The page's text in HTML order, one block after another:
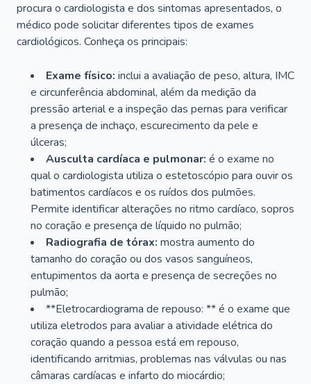
procura o cardiologista e dos sintomas apresentados, o
médico pode solicitar diferentes tipos de exames
cardiológicos. Conheça os principais:
Exame físico: inclui a avaliação de peso, altura, IMC
e circunferência abdominal, além da medição da
pressão arterial e a inspeção das pernas para verificar
a presença de inchaço, escurecimento da pele e
úlceras;
Ausculta cardíaca e pulmonar: é o exame no
qual o cardiologista utiliza o estetoscópio para ouvir os
batimentos cardíacos e os ruídos dos pulmões.
Permite identificar alterações no ritmo cardíaco, sopros
no coração e presença de líquido no pulmão;
Radiografia de tórax: mostra aumento do
tamanho do coração ou dos vasos sanguíneos,
entupimentos da aorta e presença de secreções no
pulmão;
**Eletrocardiograma de repouso: ** é o exame que
utiliza eletrodos para avaliar a atividade elétrica do
coração quando a pessoa está em repouso,
identificando arritmias, problemas nas válvulas ou nas
câmaras cardíacas e infarto do miocárdio;